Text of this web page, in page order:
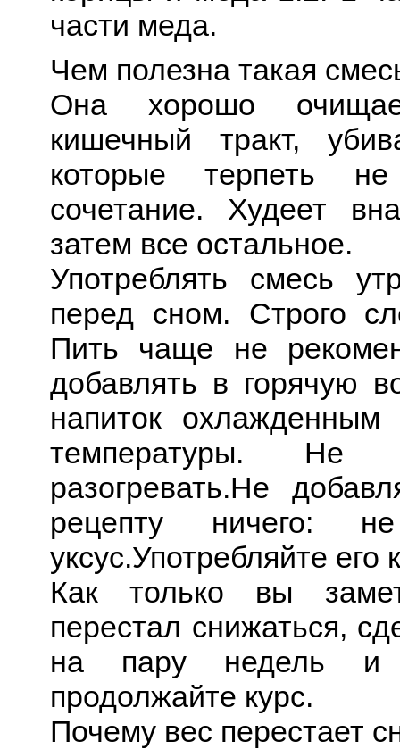
части меда.
Чем полезна такая
Она хорошо
кишечный тракт,
которые терпеть
сочетание. Худеет
затем все остальное.
Употреблять смесь
перед сном. Строго
Пить чаще не
добавлять в горячую
напиток охлажденным
температуры. Не
разогревать.Не
рецепту ничего:
уксус.Употребляйте его
Как только вы
перестал снижаться,
на пару недель и
продолжайте курс.
Почему вес перестает